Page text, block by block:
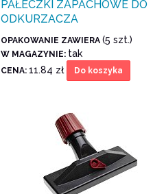
PAŁECZKI ZAPACHOWE DO
ODKURZACZA
OPAKOWANIE ZAWIERA (5 szt.)
W MAGAZYNIE: tak
CENA: 11.84 zł Do koszyka